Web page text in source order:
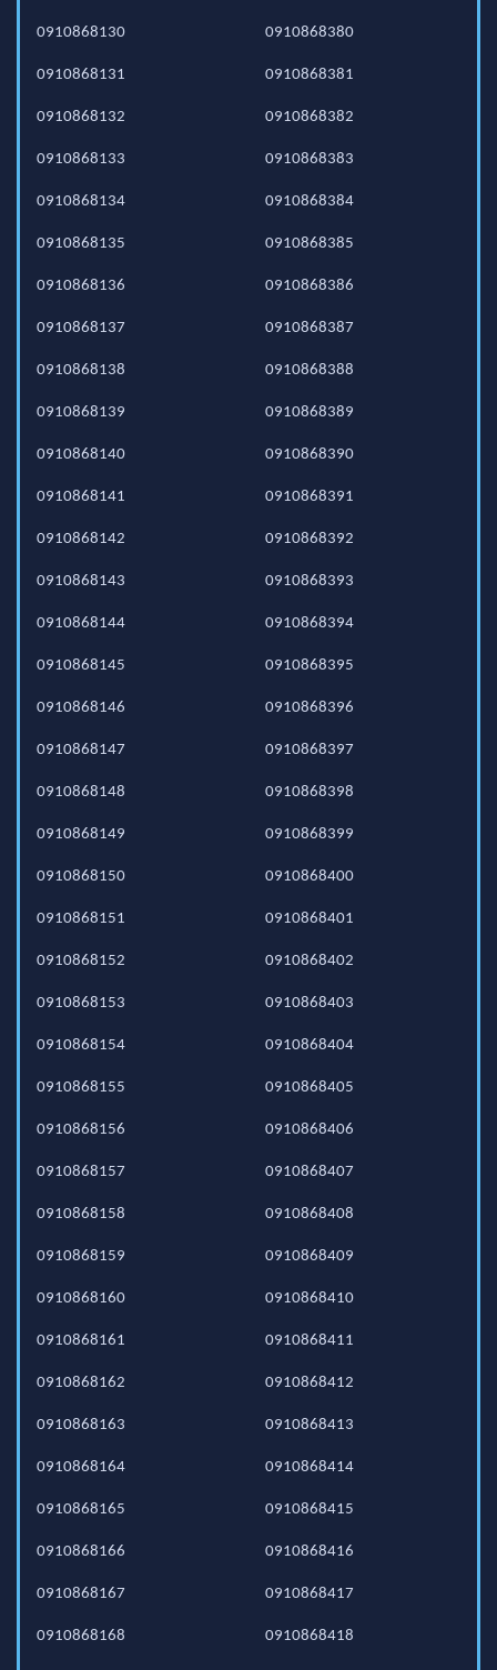
0910868130
0910868131
0910868132
0910868133
0910868134
0910868135
0910868136
0910868137
0910868138
0910868139
0910868140
0910868141
0910868142
0910868143
0910868144
0910868145
0910868146
0910868147
0910868148
0910868149
0910868150
0910868151
0910868152
0910868153
0910868154
0910868155
0910868156
0910868157
0910868158
0910868159
0910868160
0910868161
0910868162
0910868163
0910868164
0910868165
0910868166
0910868167
0910868168
0910868380
0910868381
0910868382
0910868383
0910868384
0910868385
0910868386
0910868387
0910868388
0910868389
0910868390
0910868391
0910868392
0910868393
0910868394
0910868395
0910868396
0910868397
0910868398
0910868399
0910868400
0910868401
0910868402
0910868403
0910868404
0910868405
0910868406
0910868407
0910868408
0910868409
0910868410
0910868411
0910868412
0910868413
0910868414
0910868415
0910868416
0910868417
0910868418